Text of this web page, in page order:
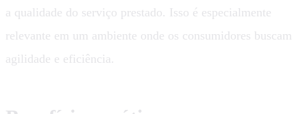
a qualidade do serviço prestado. Isso é especialmente
relevante em um ambiente onde os consumidores buscam
agilidade e eficiência.